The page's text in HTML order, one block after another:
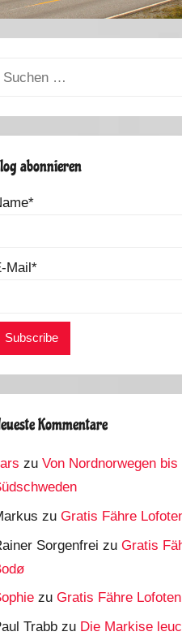
Suchen
abonnieren
Mail*
Kommentare
zuVon Nordnorwegen bis
zuGratis Fähre
Sorgenfrei zuGratis
zuGratis Fähre
Trabb zu Die Markise